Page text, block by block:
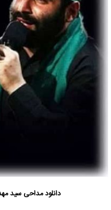
دانلود مداحی سید